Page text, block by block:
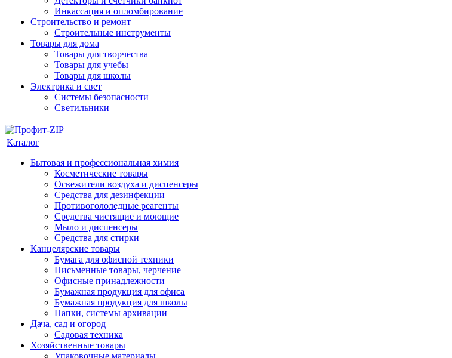
Инкассация и опломбирование
Строительство и ремонт
Строительные инструменты
Товары для дома
Товары для творчества
Товары для учебы
Товары для школы
Электрика и свет
Системы безопасности
Светильники
Каталог
Бытовая и профессиональная химия
Косметические товары
Освежители воздуха и диспенсеры
Средства для дезинфекции
Противогололедные реагенты
Средства чистящие и моющие
Мыло и диспенсеры
Средства для стирки
Канцелярские товары
Бумага для офисной техники
Письменные товары, черчение
Офисные принадлежности
Бумажная продукция для офиса
Бумажная продукция для школы
Папки, системы архивации
Дача, сад и огород
Садовая техника
Хозяйственные товары
Упаковочные материалы